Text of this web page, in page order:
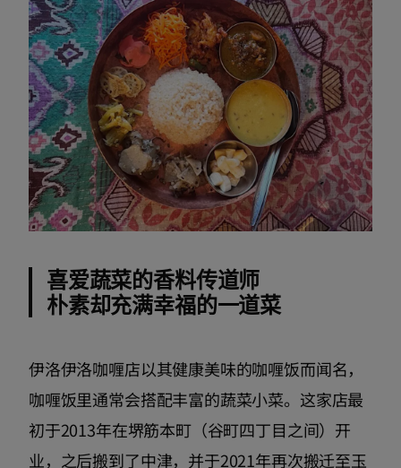
喜爱蔬菜的香料传道师
朴素却充满幸福的一道菜
伊洛伊洛咖喱店以其健康美味的咖喱饭而闻名，
咖喱饭里通常会搭配丰富的蔬菜小菜。这家店最
初于2013年在堺筋本町（谷町四丁目之间）开
业，之后搬到了中津，并于2021年再次搬迁至玉